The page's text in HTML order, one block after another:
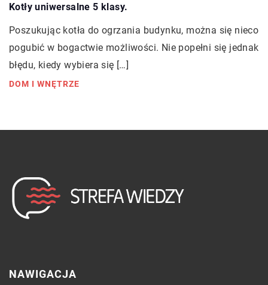
Kotły uniwersalne 5 klasy.
Poszukując kotła do ogrzania budynku, można się nieco
pogubić w bogactwie możliwości. Nie popełni się jednak
błędu, kiedy wybiera się […]
DOM I WNĘTRZE
NAWIGACJA